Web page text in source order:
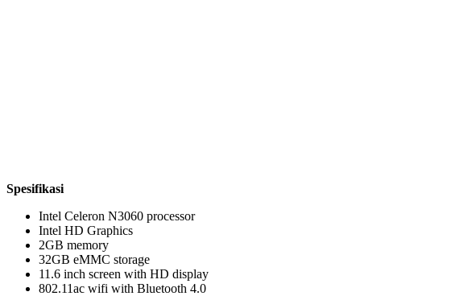
Spesifikasi
Intel Celeron N3060 processor
Intel HD Graphics
2GB memory
32GB eMMC storage
11.6 inch screen with HD display
802.11ac wifi with Bluetooth 4.0